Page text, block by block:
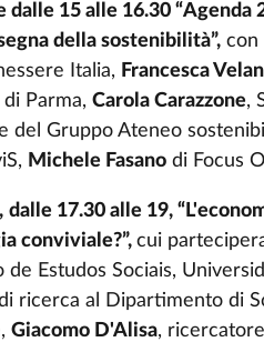
15 alle 16.30 “Agenda
della sostenibilità”, con
Italia, Francesca
Parma, Carola Carazzone,
del Gruppo Ateneo
Michele Fasano di Focus
dalle 17.30 alle 19,
conviviale?”, cui
de Estudos Sociais,
ricerca al Dipartimento di
Giacomo D'Alisa,